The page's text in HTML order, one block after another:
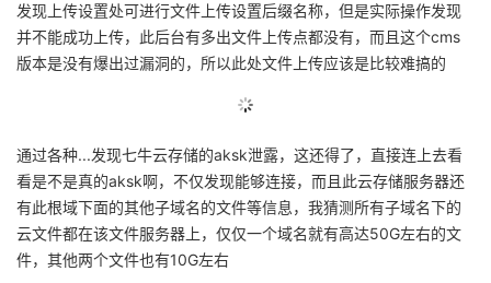
发现上传设置处可进行文件上传设置后缀名称，但是实际操作发现
并不能成功上传，此后台有多出文件上传点都没有，而且这个cms
版本是没有爆出过漏洞的，所以此处文件上传应该是比较难搞的
通过各种...发现七牛云存储的aksk泄露，这还得了，直接连上去看
看是不是真的aksk啊，不仅发现能够连接，而且此云存储服务器还
有此根域下面的其他子域名的文件等信息，我猜测所有子域名下的
云文件都在该文件服务器上，仅仅一个域名就有高达50G左右的文
件，其他两个文件也有10G左右